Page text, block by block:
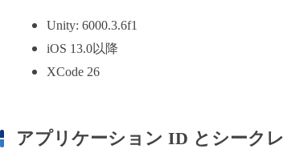
Unity: 6000.3.6f1
iOS 13.0以降
XCode 26
アプリケーション ID とシーク